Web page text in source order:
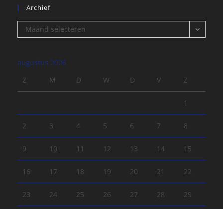
Archief
Archief
Maand selecteren
augustus 2026
Z
M D W D V Z
1
2 3 4 5 6 7 8
9 10 11 12 13 14 15
16 17 18 19 20 21 22
23 24 25 26 27 28 29